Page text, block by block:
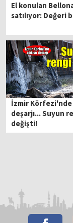
El konulan
satılıyor: Değeri
İzmir Körfezi'nde
deşarjı... Suyun
değişti!